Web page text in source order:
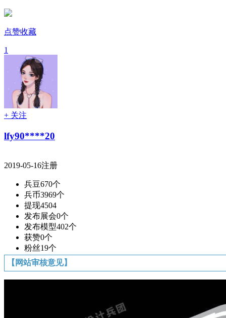
点赞收藏
1
+ 关注
lfy90****20
2019-05-16注册
兵豆670个
兵币3969个
提现4504
发布展会0个
发布模型402个
获赞0个
粉丝19个
【网站审核意见】